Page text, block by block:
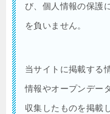
び、個人情報の保護
を負いません。
当サイトに掲載する
情報やオープンデー
収集したものを掲載